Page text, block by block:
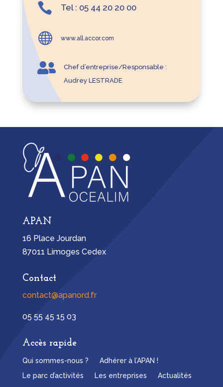
 Tel : 05 44 20 20 00
 www.all.accor.com

Chef d’entreprise/Responsable :
Audrey LESTRADE
APAN
16 Place Jourdan
87011 Limoges Cedex
Contact
contact@apanord.fr
05 55 45 15 03
Accès rapide
Qui sommes-nous ?
Adhérer à l’APAN !
Le parc d’activités
Les entreprises
Actualités